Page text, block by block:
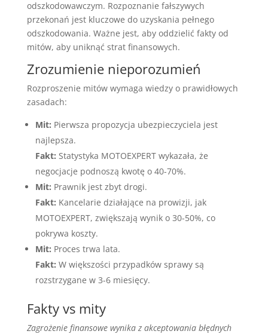
odszkodowawczym. Rozpoznanie fałszywych
przekonań jest kluczowe do uzyskania pełnego
odszkodowania. Ważne jest, aby oddzielić fakty od
mitów, aby uniknąć strat finansowych.
Zrozumienie nieporozumień
Rozproszenie mitów wymaga wiedzy o prawidłowych
zasadach:
Mit: Pierwsza propozycja ubezpieczyciela jest
najlepsza.
Fakt: Statystyka MOTOEXPERT wykazała, że
negocjacje podnoszą kwotę o 40-70%.
Mit: Prawnik jest zbyt drogi.
Fakt: Kancelarie działające na prowizji, jak
MOTOEXPERT, zwiększają wynik o 30-50%, co
pokrywa koszty.
Mit: Proces trwa lata.
Fakt: W większości przypadków sprawy są
rozstrzygane w 3-6 miesięcy.
Fakty vs mity
Zagrożenie finansowe wynika z akceptowania błędnych